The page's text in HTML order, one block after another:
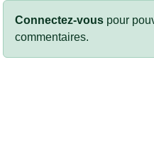
Connectez-vous pour
commentaires.